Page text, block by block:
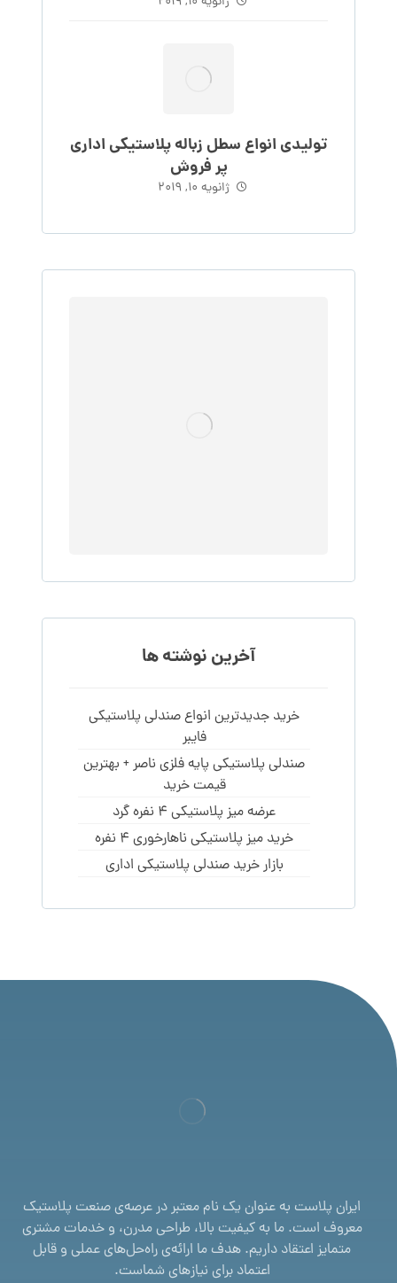
تولیدی انواع سطل زباله پلاستیکی اداری
پر فروش
ژانویه 10, 2019
آخرین نوشته ها
خرید جدیدترین انواع صندلی پلاستیکی
فایبر
صندلی پلاستیکی پایه فلزی ناصر + بهترین
قیمت خرید
عرضه میز پلاستیکی 4 نفره گرد
خرید میز پلاستیکی ناهارخوری 4 نفره
بازار خرید صندلی پلاستیکی اداری
ایران پلاست به عنوان یک نام معتبر در عرصه‌ی صنعت پلاستیک
معروف است. ما به کیفیت بالا، طراحی مدرن، و خدمات مشتری
متمایز اعتقاد داریم. هدف ما ارائه‌ی راه‌حل‌های عملی و قابل
اعتماد برای نیازهای شماست.